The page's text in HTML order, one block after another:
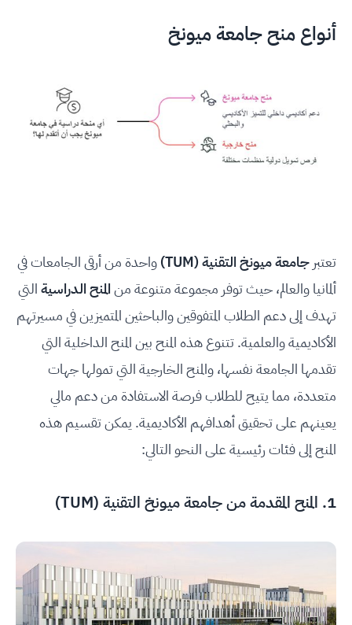
أنواع منح جامعة ميونخ
تعتبر جامعة ميونخ التقنية (TUM)
واحدة من أرقى الجامعات في
ألمانيا والعالم، حيث توفر مجموعة متنوعة منالمنح الدراسيةالتي
تهدف إلى دعم الطلاب المتفوقين والباحثين المتميزين في مسيرتهم
الأكاديمية والعلمية. تتنوع هذه المنح بين المنح الداخلية التي
تقدمها الجامعة نفسها، والمنح الخارجية التي تمولها جهات
متعددة، مما يتيح للطلاب فرصة الاستفادة من دعم مالي
يعينهم على تحقيق أهدافهم الأكاديمية. يمكن تقسيم هذه
المنح إلى فئات رئيسية على النحو التالي:
1. المنح المقدمة من جامعة ميونخ التقنية (TUM)